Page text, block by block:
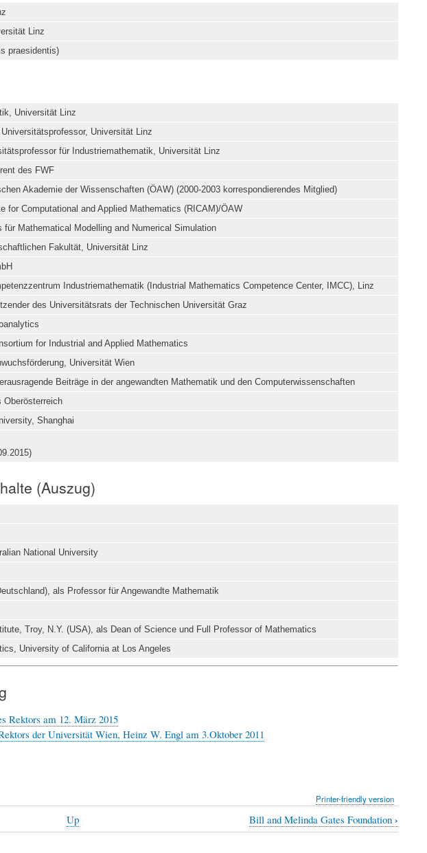
Linz
praesidentis)
Universität Linz
Universität Linz
für Industriemathematik, Universität Linz
des FWF
Akademie der Wissenschaften (ÖAW) (2000-2003 korrespondierendes Mitglied)
for Computational and Applied Mathematics (RICAM)/ÖAW
für Mathematical Modelling and Numerical Simulation
Fakultät, Universität Linz
Industriemathematik (Industrial Mathematics Competence Center, IMCC), Linz
des Universitätsrats der Technischen Universität Graz
for Industrial and Applied Mathematics
Universität Wien
Beiträge in der angewandten Mathematik und den Computerwissenschaften
Oberösterreich
Shanghai
(Auszug)
National University
als Professor für Angewandte Mathematik
Troy, N.Y. (USA), als Dean of Science und Full Professor of Mathematics
University of California at Los Angeles
Rektors am 12. März 2015
der Universität Wien, Heinz W. Engl am 3.Oktober 2011
Printer-friendly version
Up Bill and Melinda Gates Foundation ›